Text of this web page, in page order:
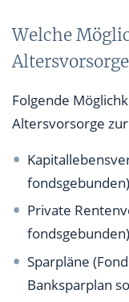
Welche
Folgende
Altersvorsorge
fondsgebunden)
Private
fondsgebunden)
Sparpläne
Banksparplan